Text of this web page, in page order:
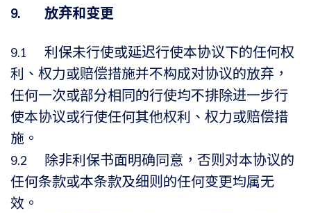
9. 放弃和变更
9.1 利保未行使或延迟行使本协议下的任何权
利、权力或赔偿措施并不构成对协议的放弃，
任何一次或部分相同的行使均不排除进一步行
使本协议或行使任何​​其他权利、权力或赔偿措
施。
9.2 除非利保书面明确同意，否则对本协议的
任何条款或本条款及细则的任何变更均属无
效。